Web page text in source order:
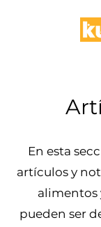
En esta
artículos y
alimentos
pueden ser